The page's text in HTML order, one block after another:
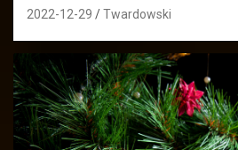
2022-12-29 Twardowski